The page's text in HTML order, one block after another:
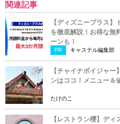
関連記事
【ディズニープラス
を徹底解説！お得な無
ーンも！
PR キャステル編集部
【チャイナボイジャ
ンはココ！メニュー＆
たけのこ
【レストラン櫻】デ